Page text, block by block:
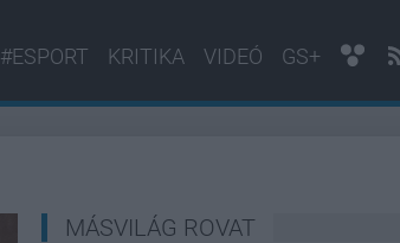
#ESPORT KRITIKA VIDEÓ GS+
MÁSVILÁG ROVAT